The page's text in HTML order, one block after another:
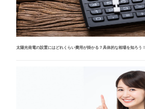
太陽光発電の設置にはどれくらい費用が掛かる？具体的な相場を知ろう！